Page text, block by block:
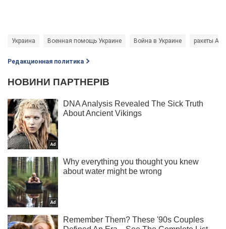
Украина Военная помощь Украине Война в Украине ракеты
Редакционная политика